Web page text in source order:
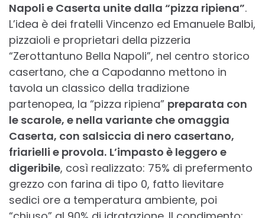
Napoli e Caserta unite dalla “pizza ripiena”.
L’idea è dei fratelli Vincenzo ed Emanuele Balbi,
pizzaioli e proprietari della pizzeria
“Zerottantuno Bella Napoli”, nel centro storico
casertano, che a Capodanno mettono in
tavola un classico della tradizione
partenopea, la “pizza ripiena” preparata con
le scarole, e nella variante che omaggia
Caserta, con salsiccia di nero casertano,
friarielli e provola. L’impasto è leggero e
digeribile, così realizzato: 75% di prefermento
grezzo con farina di tipo 0, fatto lievitare
sedici ore a temperatura ambiente, poi